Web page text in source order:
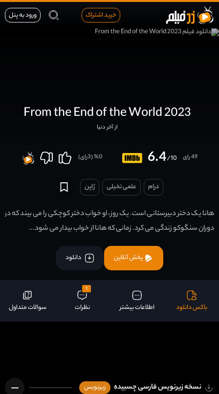
خرید اشتراک ورود به پنل
From the End of the World 2023
از آخر دنیا
6.4/10 49 رای 0
% (
3رای)
درام علمی تخیلی ژاپن
هانا یک دختر دبیرستانی است. یک روز، او خواب دختر کوچکی را می بیند که در
دوران سنگوکو زندگی می کرد. زمانی که هانا از خواب بیدار می شود...
پخش آنلاین دانلود
باکس دانلود اطلاعات بیشتر
1
نظرات سوالات متداول
نسخه زیرنویس فارسی چسبیده زیرنویس